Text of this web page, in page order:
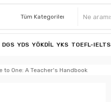
DGS YDS YÖKDİL YKS TOEFL-IELTS
to One: A Teacher's Handbook